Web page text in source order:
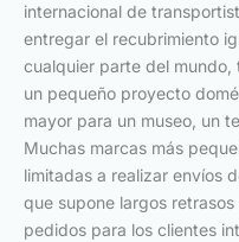
internacional de
entregar el recubrimiento
cualquier parte del
un pequeño proyecto
mayor para un museo, un
Muchas marcas más
limitadas a realizar envíos
que supone largos
pedidos para los clientes